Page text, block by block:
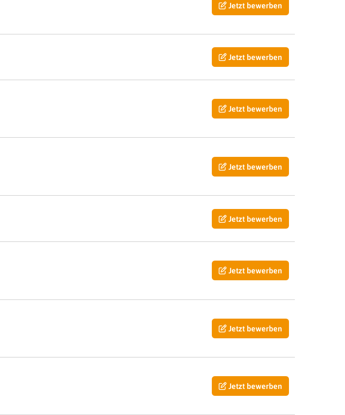
Jetzt bewerben
Jetzt bewerben
Jetzt bewerben
Jetzt bewerben
Jetzt bewerben
Jetzt bewerben
Jetzt bewerben
Jetzt bewerben